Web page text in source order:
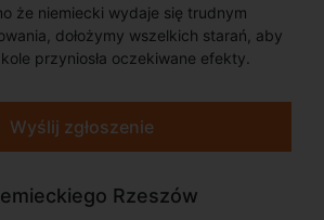
że niemiecki wydaje się trudnym
dołożymy wszelkich starań, aby
przyniosła oczekiwane efekty.
Wyślij zgłoszenie
Rzeszów